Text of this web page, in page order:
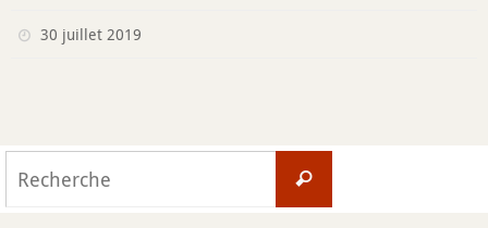
30 juillet 2019
Recherche